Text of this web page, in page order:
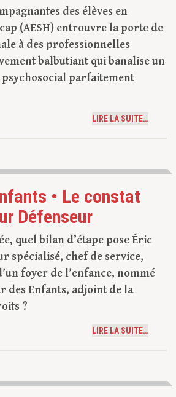
des élèves en
(AESH) entrouvre la porte de
à des professionnelles
balbutiant qui banalise un
parfaitement
LIRE LA SUITE…
• Le constat
Défenseur
quel bilan d’étape pose Éric
spécialisé, chef de service,
foyer de l’enfance, nommé
des Enfants, adjoint de la
?
LIRE LA SUITE…